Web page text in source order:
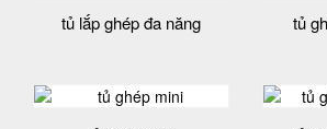
tủ lắp ghép đa năng tủ